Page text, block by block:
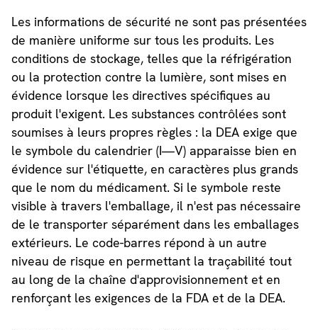
Les informations de sécurité ne sont pas présentées
de manière uniforme sur tous les produits. Les
conditions de stockage, telles que la réfrigération
ou la protection contre la lumière, sont mises en
évidence lorsque les directives spécifiques au
produit l'exigent. Les substances contrôlées sont
soumises à leurs propres règles : la DEA exige que
le symbole du calendrier (I—V) apparaisse bien en
évidence sur l'étiquette, en caractères plus grands
que le nom du médicament. Si le symbole reste
visible à travers l'emballage, il n'est pas nécessaire
de le transporter séparément dans les emballages
extérieurs. Le code-barres répond à un autre
niveau de risque en permettant la traçabilité tout
au long de la chaîne d'approvisionnement et en
renforçant les exigences de la FDA et de la DEA.